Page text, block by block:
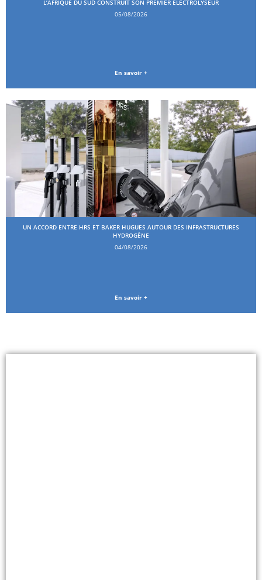
L’AFRIQUE DU SUD CONSTRUIT SON PREMIER ÉLECTROLYSEUR
05/08/2026
En savoir +
UN ACCORD ENTRE HRS ET BAKER HUGUES AUTOUR DES INFRASTRUCTURES
HYDROGÈNE
04/08/2026
En savoir +